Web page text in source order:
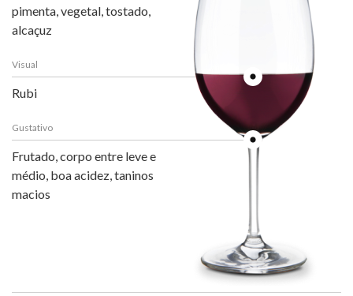
pimenta, vegetal, tostado,
alcaçuz
Visual
Rubi
Gustativo
Frutado, corpo entre leve e
médio, boa acidez, taninos
macios